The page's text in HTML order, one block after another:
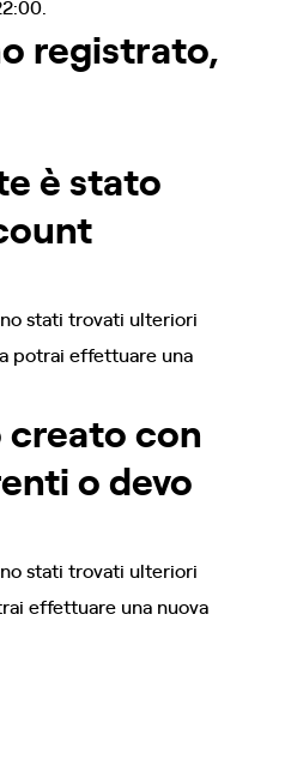
registrato,
è stato
stati trovati ulteriori
potrai effettuare una
creato con
o devo
stati trovati ulteriori
effettuare una nuova